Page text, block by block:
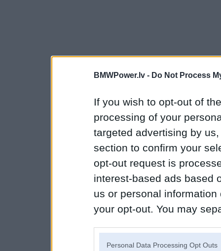
BMWPower.lv - Do Not Process
If you wish to opt-out of
processing of your
targeted advertising by
section to confirm your
opt-out request is
interest-based ads based
us or personal
your opt-out. You may
Personal Data Processing Opt Outs